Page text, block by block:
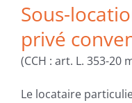
Sous-
privé
(CCH : art. L. 353-20
Le locataire